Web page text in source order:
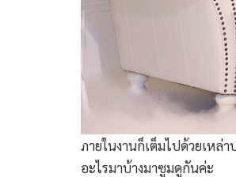
ภายในงานก็เต็มไปด้วยเหล่
อะไรมาบ้างมาซูมดูกันค่ะ